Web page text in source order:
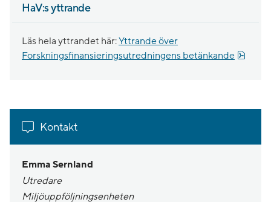
HaV:s yttrande
Läs hela yttrandet här:Yttrande över
Forskningsfinansieringsutredningens betänkande
Kontakt
Emma Sernland
Utredare
Miljöuppföljningsenheten